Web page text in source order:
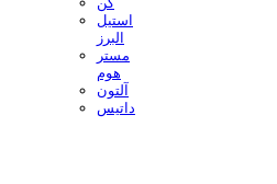
استیل
البرز
مستر
هوم
آلتون
داتیس